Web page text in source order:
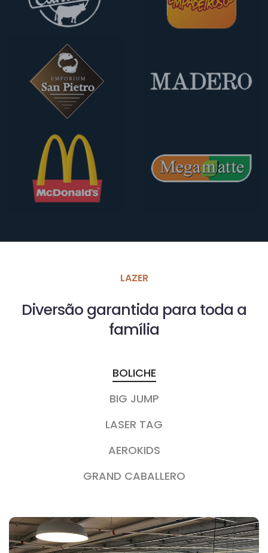
LAZER
Diversão garantida para toda a
família
BOLICHE
BIG JUMP
LASER TAG
AEROKIDS
GRAND CABALLERO